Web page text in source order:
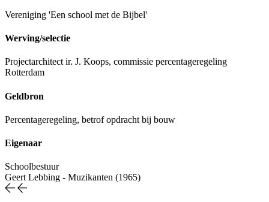
Vereniging 'Een school met de Bijbel'
Werving/selectie
Projectarchitect ir. J. Koops, commissie percentageregeling
Rotterdam
Geldbron
Percentageregeling, betrof opdracht bij bouw
Eigenaar
Schoolbestuur
Geert Lebbing - Muzikanten (1965)